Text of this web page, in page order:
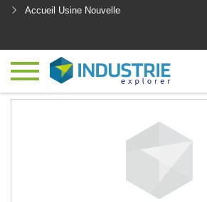
Accueil Usine Nouvelle